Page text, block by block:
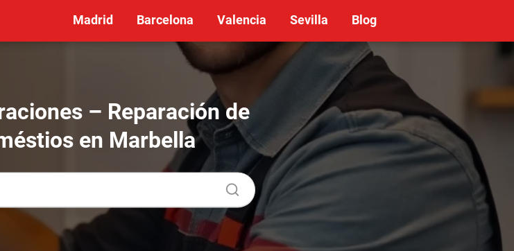
Madrid Barcelona Valencia Sevilla Blog
– Reparación de
en Marbella